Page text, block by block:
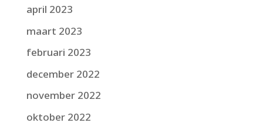
april 2023
maart 2023
februari 2023
december 2022
november 2022
oktober 2022